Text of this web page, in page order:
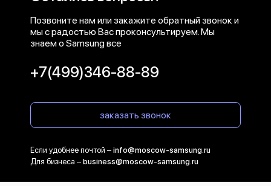
Позвоните нам или закажите обратный звонок и
мы с радостью Вас проконсультируем. Мы
знаем о Samsung все
+7(499)346-88-89
заказать звонок
Если удобнее почтой – info@moscow-samsung.ru
Для бизнеса – business@moscow-samsung.ru